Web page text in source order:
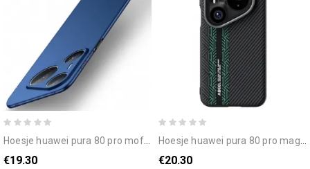
hoesje huawei pura 80 pro mofi bescherming hoesje
€19.30
hoesje huawei pura 80 pro magnetisch abeel
€20.30